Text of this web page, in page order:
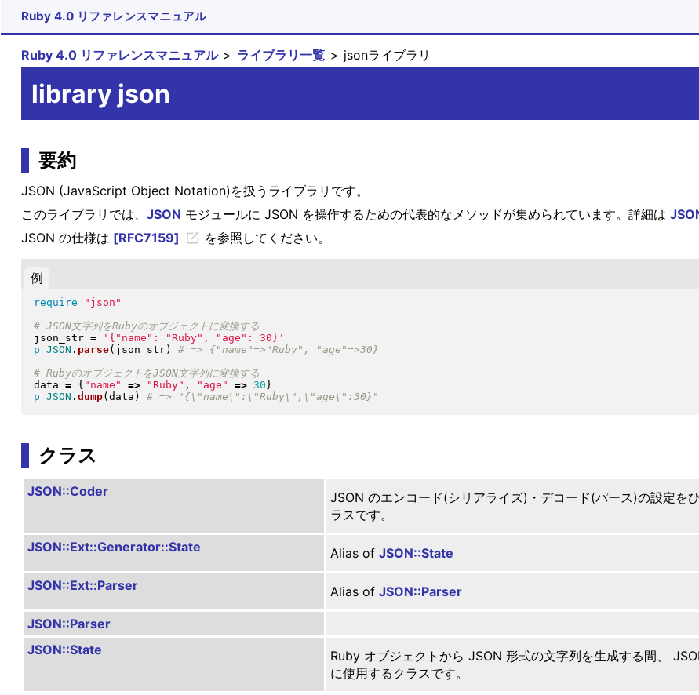
Ruby 4.0 リファレンスマニュアル
Ruby 4.0 リファレンスマニュアル ライブラリ一覧 jsonライブラリ
library json
要約
JSON (JavaScript Object Notation)を扱うライブラリです。
このライブラリでは、 JSON モジュールに JSON を操作するための代表的なメソッドが集められています。詳細は
JSON の仕様は [RFC7159] を参照してください。
例
require " json "
json_str =
'{"name": "Ruby", "age": 30}'
p JSON . parse( json_str)
data = { " name " => " Ruby" , " age " => 30 }
p JSON . dump( data )
クラス
JSON::Coder
JSON のエンコード(シリアライズ)・デコード(パース)の設定を
ラスです。
JSON::Ext::Generator::State Alias of JSON::State
JSON::Ext::Parser Alias of JSON::Parser
JSON::Parser
JSON::State
Ruby オブジェクトから JSON 形式の文字列を生成する間、
に使用するクラスです。